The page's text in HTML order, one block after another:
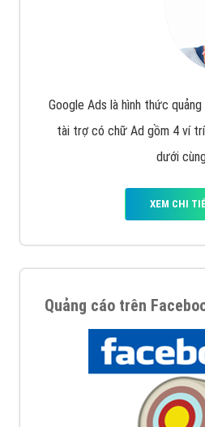
Google Ads là hình thức
tài trợ có chữ Ad gồm 4 ví
dưới cùng
XEM CHI
Quảng cáo trên